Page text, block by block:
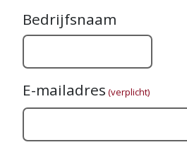
Bedrijfsnaam
E-mailadres (verplicht)